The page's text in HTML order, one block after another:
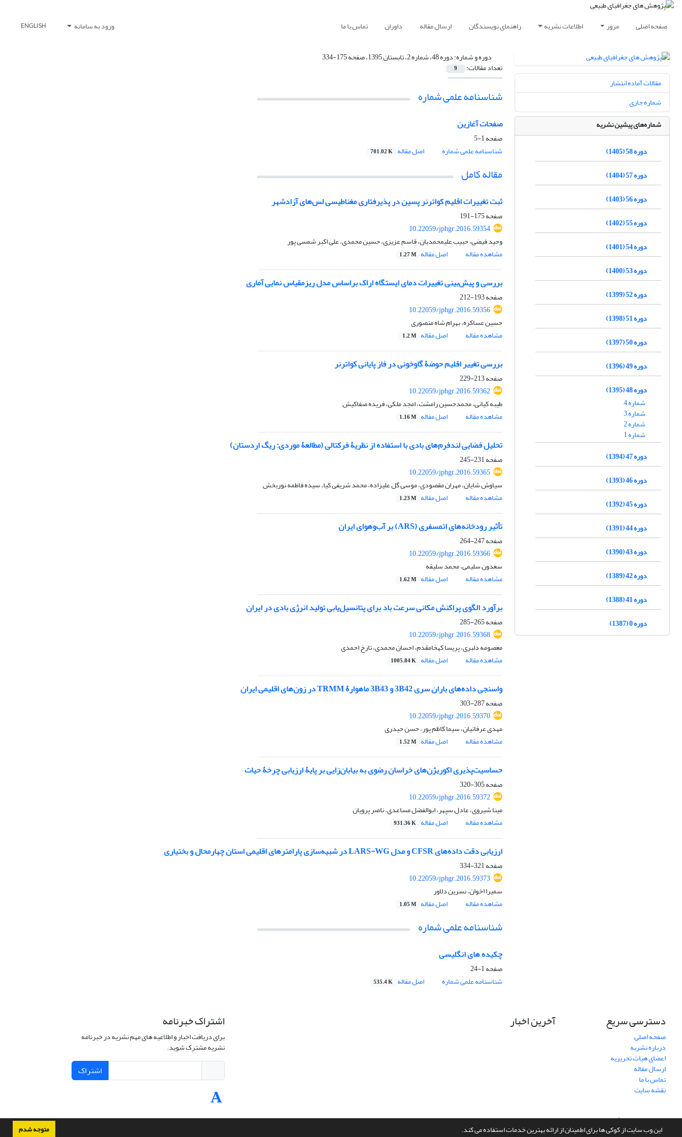
این وب سایت از کوکی ها برای اطمینان از ارائه بهترین خدمات استفاده می کند. متوجه شدم
صفحه اصلی مرور اطلاعات نشریه راهنمای نویسندگان ارسال مقاله داوران تماس با ما ورود به سامانه ENGLISH
دوره و شماره:دوره 48، شماره 2، تابستان 1395، صفحه 175-334
تعداد مقالات: 9
شناسنامه علمی شماره
صفحات آغازین
صفحه1-5
شناسنامه علمی شماره
اصل مقاله 701.02 K
مقاله کامل
ثبت تغییرات اقلیم کواترنر پسین در پذیرفتاری مغناطیسی لس‌های آزادشهر
صفحه175-191
10.22059/jphgr.2016.59354
وحید فیضی، حبیب علیمحمدیان، قاسم عزیزی، حسین محمدی، علی اکبر شمسی پور
مشاهده مقاله
اصل مقاله 1.27 M
بررسی و پیش‌بینی تغییرات دمای ایستگاه اراک براساس مدل ریزمقیاس نمایی آماری
صفحه193-212
10.22059/jphgr.2016.59356
حسین عساکره، بهرام شاه منصوری
مشاهده مقاله
اصل مقاله 1.2 M
بررسی تغییر اقلیم حوضۀ گاوخونی در فاز پایانی کواترنر
صفحه213-229
10.22059/jphgr.2016.59362
طیبه کیانی، محمدحسین رامشت، امجد ملکی، فریده صفاکیش
مشاهده مقاله
اصل مقاله 1.16 M
تحلیل فضایی لندفرم‌های بادی با استفاده از نظریۀ فرکتالی (مطالعۀ موردی: ریگ اردستان)
صفحه231-245
10.22059/jphgr.2016.59365
سیاوش شایان، مهران مقصودی، موسی گل علیزاده، محمد شریفی کیا، سیده فاطمه نوربخش
مشاهده مقاله
اصل مقاله 1.23 M
تأثیر رودخانه‌های اتمسفری (ARS) بر آب‌وهوای ایران
صفحه247-264
10.22059/jphgr.2016.59366
سعدون سلیمی، محمد سلیقه
مشاهده مقاله
اصل مقاله 1.62 M
برآورد الگوی پراکنش مکانی سرعت باد برای پتانسیل‌یابی تولید انرژی بادی در ایران
صفحه265-285
10.22059/jphgr.2016.59368
معصومه دلبری، پریسا کهخامقدم، احسان محمدی، تارخ احمدی
مشاهده مقاله
اصل مقاله 1005.84 K
واسنجی داده‌های باران سری 3B42 و 3B43 ماهوارۀ TRMM در زون‌های اقلیمی ایران
صفحه287-303
10.22059/jphgr.2016.59370
مهدی عرفانیان، سیما کاظم پور، حسن حیدری
مشاهده مقاله
اصل مقاله 1.52 M
حساسیت‌پذیری اکوریژن‌های خراسان رضوی به بیابان‌زایی بر پایۀ ارزیابی چرخۀ حیات
صفحه305-320
10.22059/jphgr.2016.59372
مینا شیروی، عادل سپهر، ابوالفضل مساعدی، ناصر پرویان
مشاهده مقاله
اصل مقاله 931.36 K
ارزیابی دقت داده‌های CFSR و مدل LARS-WG در شبیه‌سازی پارامتر‌های اقلیمی استان چهارمحال و بختیاری
صفحه321-334
10.22059/jphgr.2016.59373
سمیرا اخوان، نسرین دلاور
مشاهده مقاله
اصل مقاله 1.05 M
شناسنامه علمی شماره
چکیده های انگلیسی
صفحه1-24
شناسنامه علمی شماره
اصل مقاله 535.4 K
مقالات آماده انتشار
شماره جاری
شماره‌های پیشین نشریه
دوره 58 (1405)
دوره 57 (1404)
دوره 56 (1403)
دوره 55 (1402)
دوره 54 (1401)
دوره 53 (1400)
دوره 52 (1399)
دوره 51 (1398)
دوره 50 (1397)
دوره 49 (1396)
دوره 48 (1395)
شماره 4
شماره 3
شماره 2
شماره 1
دوره 47 (1394)
دوره 46 (1393)
دوره 45 (1392)
دوره 44 (1391)
دوره 43 (1390)
دوره 42 (1389)
دوره 41 (1388)
دوره 0 (1387)
دسترسی سریع
صفحه اصلی
درباره نشریه
اعضای هیات تحریریه
ارسال مقاله
تماس با ما
نقشه سایت
آخرین اخبار اشتراک خبرنامه
برای دریافت اخبار و اطلاعیه های مهم نشریه در خبرنامه
نشریه مشترک شوید.
اشتراک
سامانه مدیریت نشریات علمی.طراحی و پیاده سازی ازسیناوب